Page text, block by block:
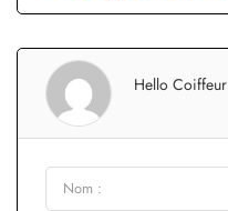
Hello Coiffeur